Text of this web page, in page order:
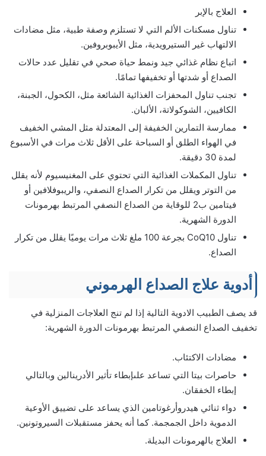
العلاج بالإبر
تناول مسكنات الألم التي لا تستلزم وصفة طبية، مثل مضادات
الالتهاب غير الستيرويدية، مثل الأيبوبروفين.
اتباع نظام غذائي جيد ونمط حياة صحي في تقليل عدد حالات
الصداع أو شدتها أو تخفيفها تمامًا.
تجنب تناول المحفزات الغذائية الشائعة مثل، الكحول، الجبنة،
الكافيين، الشوكولاتة، الألبان.
ممارسة التمارين الخفيفة إلى المعتدلة مثل المشي الخفيف
في الهواء الطلق أو السباحة على الأقل ثلاث مرات في الأسبوع
لمدة 30 دقيقة.
تناول المكملات الغذائية التي تحتوي على المغنيسيوم لأنه يقلل
من التوتر ويقلل من تكرار الصداع النصفي، والريبوفلافين أو
فيتامين ب2 للوقاية من الصداع النصفي المرتبط بهرمونات
الدورة الشهرية.
تناول CoQ10 بجرعة 100 ملغ ثلاث مرات يوميًا يقلل من تكرار
الصداع.
أدوية علاج الصداع الهرموني
قد يصف الطبيب الادوية التالية إذا لم تنج العلاجات المنزلية في
تخفيف الصداع النصفي المرتبط بهرمونات الدورة الشهرية:
مضادات الاكتئاب.
حاصرات بيتا التي تساعد علىإبطاء تأثير الأدرينالين وبالتالي
إبطاء الخفقان.
دواء ثنائي هيدروأرغوتامين الذي يساعد على تضييق الأوعية
الدموية داخل الجمجمة. كما أنه يحفز مستقبلات السيروتونين.
العلاج بالهرمونات البديلة.